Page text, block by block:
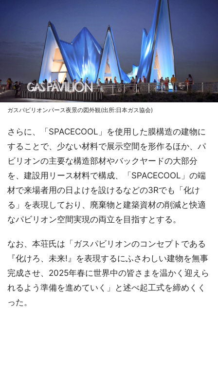
ガスパビリオンパース夜景の図外観(出所:日本ガス協会)
さらに、「SPACECOOL」を使用した膜構造の建物に
することで、少ない材料で展示空間を形作るほか、パ
ビリオンの主要な構造部材やバックヤードの大部分
を、建設用リース材料で構成、「SPACECOOL」の端
材で来場者用の日よけを設けるなどの3Rでも「化け
る」を表現しており、廃棄物と建築資材の削減と快適
なパビリオン空間実現の両立を目指すとする。
なお、本荘氏は「ガスパビリオンのコンセプトである
『化けろ、未来!』を表現するにふさわしい建物を無事
完成させ、2025年春に世界中の皆さまを温かく迎えら
れるよう準備を進めていく」と述べ起工式を締めくく
った。